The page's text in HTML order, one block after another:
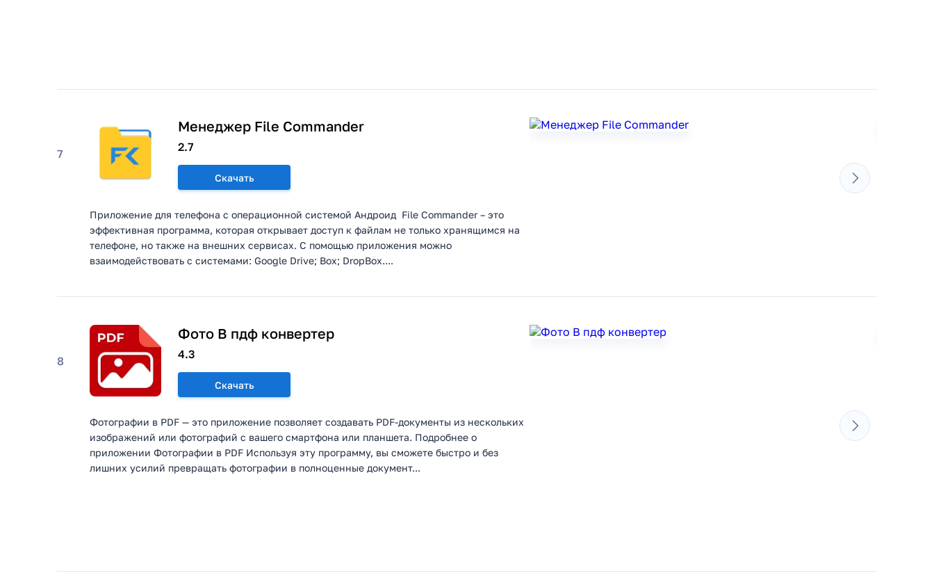
7
Менеджер File Commander
2.7
Скачать
Приложение для телефона с операционной системой Андроид File Commander – это
эффективная программа, которая открывает доступ к файлам не только хранящимся на
телефоне, но также на внешних сервисах. С помощью приложения можно
взаимодействовать с системами: Google Drive; Box; DropBox....
8
Фото В пдф конвертер
4.3
Скачать
Фотографии в PDF — это приложение позволяет создавать PDF-документы из нескольких
изображений или фотографий с вашего смартфона или планшета. Подробнее о
приложении Фотографии в PDF Используя эту программу, вы сможете быстро и без
лишних усилий превращать фотографии в полноценные документ...